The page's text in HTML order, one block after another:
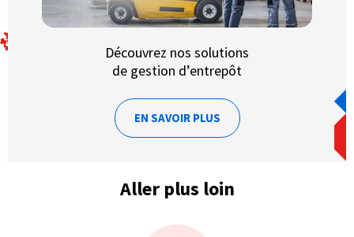
Découvrez nos solutions
de gestion d’entrepôt
EN SAVOIR PLUS
Aller plus loin